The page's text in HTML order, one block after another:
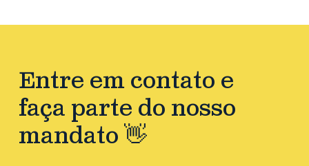
Entre em contato e
faça parte do nosso
mandato 👋